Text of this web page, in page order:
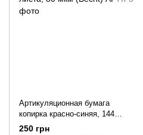
Артикуляционная бумага
копирка красно-синяя, 144
листа, 80 мкм (Becht)
250 грн